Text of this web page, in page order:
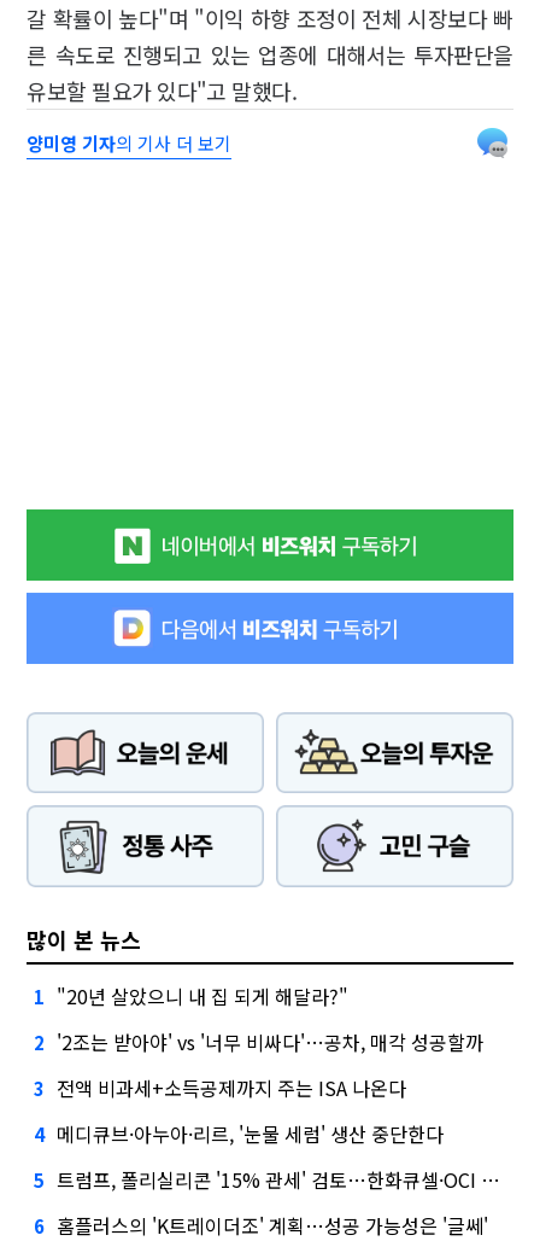
갈 확률이 높다"며 "이익 하향 조정이 전체 시장보다 빠
른 속도로 진행되고 있는 업종에 대해서는 투자판단을
유보할 필요가 있다"고 말했다.
양미영 기자의 기사 더 보기
많이 본 뉴스
1 "20년 살았으니 내 집 되게 해달라?"
2 '2조는 받아야' vs '너무 비싸다'…공차, 매각 성공할까
3 전액 비과세+소득공제까지 주는 ISA 나온다
4 메디큐브·아누아·리르, '눈물 세럼' 생산 중단한다
5 트럼프, 폴리실리콘 '15% 관세' 검토…한화큐셀·OCI 영향은?
6 홈플러스의 'K트레이더조' 계획…성공 가능성은 '글쎄'